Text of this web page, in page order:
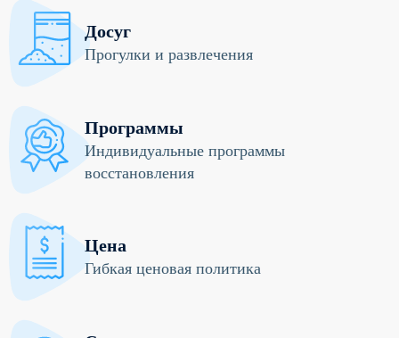
Досуг
Прогулки и развлечения
Программы
Индивидуальные программы
восстановления
Цена
Гибкая ценовая политика